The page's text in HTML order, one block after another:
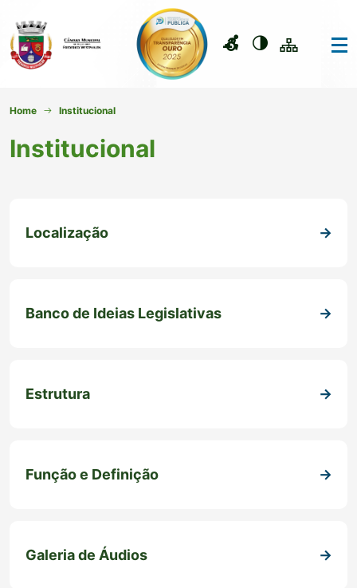
Home Institucional
Institucional
Localização
Banco de Ideias Legislativas
Estrutura
Função e Definição
Galeria de Áudios